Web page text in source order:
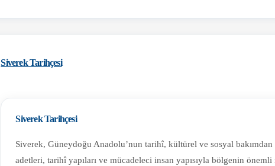
Siverek Tarihçesi
Siverek Tarihçesi
Siverek, Güneydoğu Anadolu’nun tarihî, kültürel ve sosyal
adetleri, tarihî yapıları ve mücadeleci insan yapısıyla bölgenin